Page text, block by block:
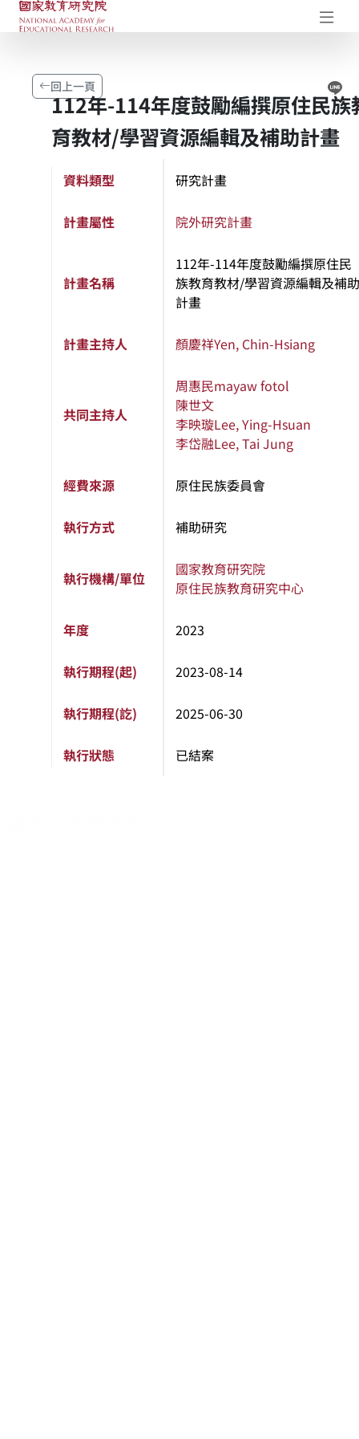
國家教育研究院-研究成果典藏庫
回上一頁
112年-114年度鼓勵編撰原住民族
育教材/學習資源編輯及補助計畫
資料類型 研究計畫
計畫屬性 院外研究計畫
計畫名稱
112年-114年度鼓勵編撰原住民
族教育教材/學習資源編輯及補助
計畫
計畫主持人 顏慶祥Yen, Chin-Hsiang
共同主持人
周惠民mayaw fotol
陳世文
李映璇Lee, Ying-Hsuan
李岱融Lee, Tai Jung
經費來源 原住民族委員會
執行方式 補助研究
執行機構/單位
國家教育研究院
原住民族教育研究中心
年度 2023
執行期程(起) 2023-08-14
執行期程(訖) 2025-06-30
執行狀態 已結案